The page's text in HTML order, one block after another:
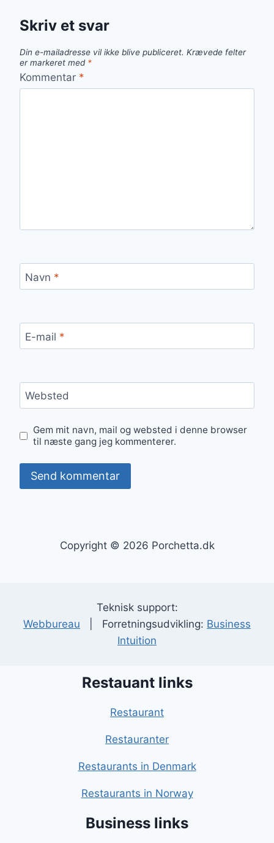
Skriv et svar
Din e-mailadresse vil ikke blive publiceret. Krævede felter
er markeret med *
Kommentar *
Navn *
E-mail *
Websted
Gem mit navn, mail og websted i denne browser
til næste gang jeg kommenterer.
Copyright © 2026 Porchetta.dk
Teknisk support:
Webbureau | Forretningsudvikling: Business
Intuition
Restauant links
Restaurant
Restauranter
Restaurants in Denmark
Restaurants in Norway
Business links